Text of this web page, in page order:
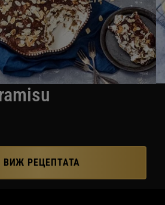
ВИЖ РЕЦЕПТАТА